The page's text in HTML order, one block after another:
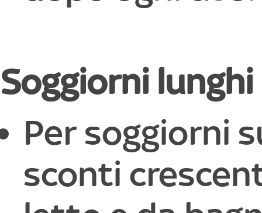
Soggiorni lunghi
Per soggiorni
sconti